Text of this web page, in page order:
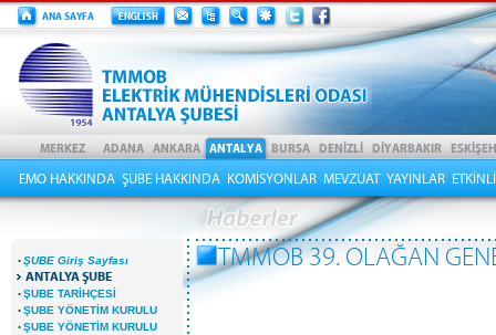
EMO HAKKINDA ŞUBE HAKKINDA KOMİSYONLAR MEVZUAT YAYINLAR
·ŞUBE Giriş Sayfası
ANTALYA ŞUBE
·ŞUBE TARİHÇESİ
·ŞUBE YÖNETİM KURULU
·ŞUBE YÖNETİM KURULU
TMMOB 39. OLAĞAN